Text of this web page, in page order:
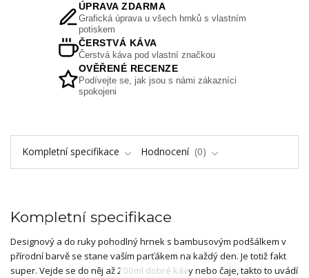
ÚPRAVA ZDARMA
Grafická úprava u všech hrnků s vlastním
potiskem
ČERSTVÁ KÁVA
Čerstvá káva pod vlastní značkou
OVĚŘENÉ RECENZE
Podívejte se, jak jsou s námi zákazníci
spokojeni
Kompletní specifikace Hodnocení 0
Kompletní specifikace
Designový a do ruky pohodlný hrnek s bambusovým podšálkem v
přírodní barvě se stane vaším parťákem na každý den. Je totiž fakt
super. Vejde se do něj až 200ml dobré kávy nebo čaje, takto to uvádí